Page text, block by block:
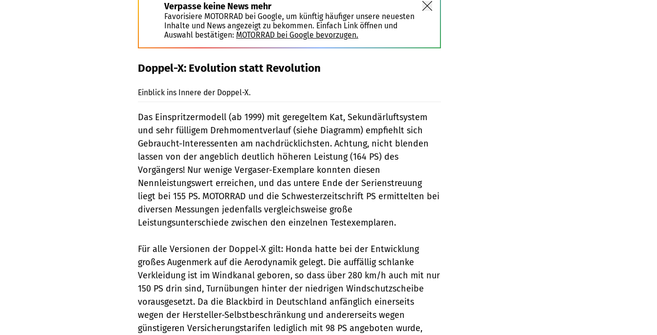
Verpasse keine News mehr
Favorisiere MOTORRAD bei Google, um künftig häufiger unsere neuesten
Inhalte und News angezeigt zu bekommen. Einfach Link öffnen und
Auswahl bestätigen: MOTORRAD bei Google bevorzugen.
Doppel-X: Evolution statt Revolution
Einblick ins Innere der Doppel-X.
Das Einspritzermodell (ab 1999) mit geregeltem Kat, Sekundärluftsystem
und sehr fülligem Drehmomentverlauf (siehe Diagramm) empfiehlt sich
Gebraucht-Interessenten am nachdrücklichsten. Achtung, nicht blenden
lassen von der angeblich deutlich höheren Leistung (164 PS) des
Vorgängers! Nur wenige Vergaser-Exemplare konnten diesen
Nennleistungswert erreichen, und das untere Ende der Serienstreuung
liegt bei 155 PS. MOTORRAD und die Schwesterzeitschrift PS ermittelten bei
diversen Messungen jedenfalls vergleichsweise große
Leistungsunterschiede zwischen den einzelnen Testexemplaren.
Für alle Versionen der Doppel-X gilt: Honda hatte bei der Entwicklung
großes Augenmerk auf die Aerodynamik gelegt. Die auffällig schlanke
Verkleidung ist im Windkanal geboren, so dass über 280 km/h auch mit nur
150 PS drin sind, Turnübungen hinter der niedrigen Windschutzscheibe
vorausgesetzt. Da die Blackbird in Deutschland anfänglich einerseits
wegen der Hersteller-Selbstbeschränkung und andererseits wegen
günstigeren Versicherungstarifen lediglich mit 98 PS angeboten wurde,